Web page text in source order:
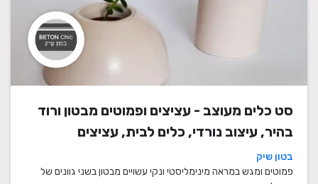
סט כלים מעוצב - עציצים ופמוטים מבטון ורוד
בהיר, עיצוב נורדי, כלים לבית, עציצים
מעוצבים, עציצי בטון, פמוטים לשבת, עציצים
מבטון, מתנה לבית
בטון שיק
פמוטים ומגש במראה מינימליסטי ונקי עשויים מבטון בשני גוונים של